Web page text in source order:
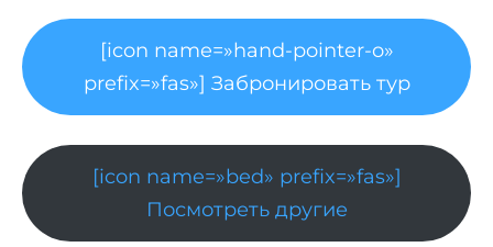
[icon name=»hand-pointer-o»
prefix=»fas»] Забронировать тур
[icon name=»bed» prefix=»fas»]
Посмотреть другие